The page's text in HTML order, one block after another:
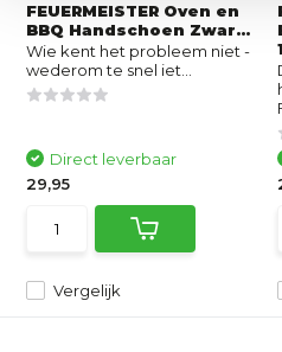
FEUERMEISTER Oven en
BBQ Handschoen Zwar...
Wie kent het probleem niet -
wederom te snel iet...
Vergelijk
Direct leverbaar
29,95